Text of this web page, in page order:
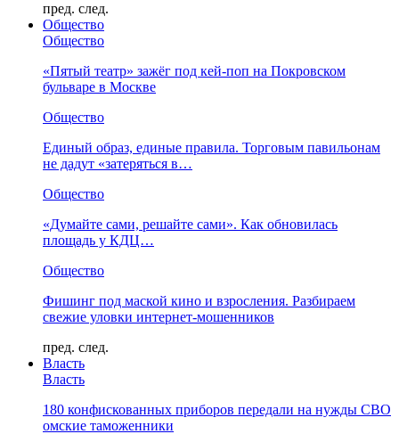
пред. след.
Общество
Общество
«Пятый театр» зажёг под кей-поп на Покровском
бульваре в Москве
Общество
Единый образ, единые правила. Торговым павильонам
не дадут «затеряться в…
Общество
«Думайте сами, решайте сами». Как обновилась
площадь у КДЦ…
Общество
Фишинг под маской кино и взросления. Разбираем
свежие уловки интернет-мошенников
пред. след.
Власть
Власть
180 конфискованных приборов передали на нужды СВО
омские таможенники